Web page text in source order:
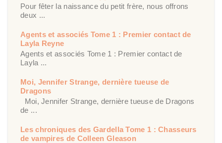
Pour fêter la naissance du petit frère, nous offrons
deux ...
Agents et associés Tome 1 : Premier contact de
Layla Reyne
Agents et associés Tome 1 : Premier contact de
Layla ...
Moi, Jennifer Strange, dernière tueuse de
Dragons
Moi, Jennifer Strange, dernière tueuse de Dragons
de ...
Les chroniques des Gardella Tome 1 : Chasseurs
de vampires de Colleen Gleason